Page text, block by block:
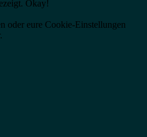
Okay!
oder eure Cookie-Einstellungen